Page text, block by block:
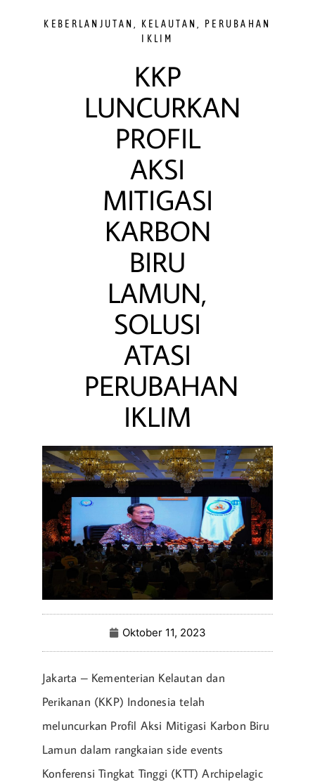
KEBERLANJUTAN KELAUTAN
PERUBAHAN
IKLIM
KKP
LUNCURKAN
PROFIL
AKSI
MITIGASI
KARBON
BIRU
LAMUN,
SOLUSI
ATASI
PERUBAHAN
IKLIM
Oktober 11, 2023
Jakarta – Kementerian Kelautan dan
Perikanan (KKP) Indonesia telah
meluncurkan Profil Aksi Mitigasi Karbon Biru
Lamun dalam rangkaian side events
Konferensi Tingkat Tinggi (KTT) Archipelagic